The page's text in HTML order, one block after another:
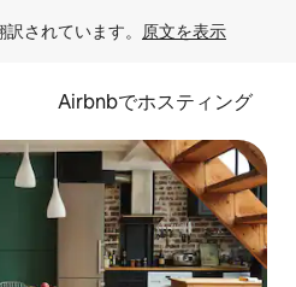
されています。 原文を表示
Airbnbでホスティング